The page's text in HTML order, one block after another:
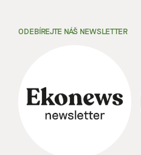
ODEBÍREJTE NÁŠ NEWSLETTER